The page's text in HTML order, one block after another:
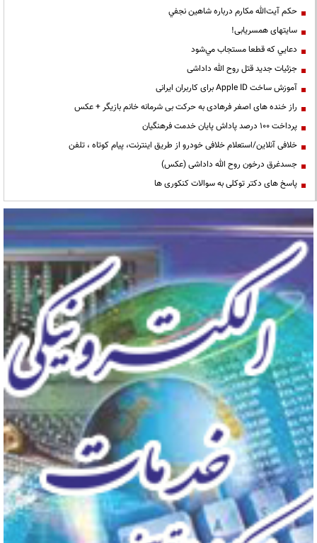
حكم آيت‌الله مكارم درباره شاهين نجفي
سایتهای همسریابی!
دعايي كه قطعا مستجاب مي‌شود
جزئیات جدید قتل روح الله داداشی
آموزش ساخت Apple ID برای کاربران ایرانی
راز خنده های اصغر فرهادی به حرکت بی شرمانه خانم بازیگر + عکس
پرداخت ۱۰۰ درصد پاداش پایان خدمت فرهنگیان
خلافی آنلاین/استعلام خلافی خودرو از طریق اینترنت، پیام کوتاه ، تلفن
جسدغرق درخون روح الله داداشی (عکس)
پاسخ های دکتر توکلی به سوالات کنکوری ها